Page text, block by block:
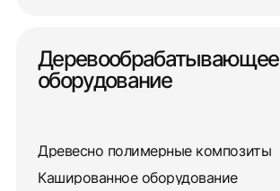
Деревообрабатывающее
оборудование
Древесно полимерные композиты
Кашированное оборудование